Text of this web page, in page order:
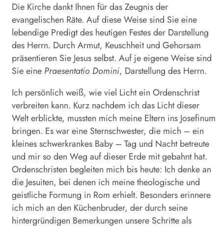
Die Kirche dankt Ihnen für das Zeugnis der
evangelischen Räte. Auf diese Weise sind Sie eine
lebendige Predigt des heutigen Festes der Darstellung
des Herrn. Durch Armut, Keuschheit und Gehorsam
präsentieren Sie Jesus selbst. Auf je eigene Weise sind
Sie eine Praesentatio Domini, Darstellung des Herrn.
Ich persönlich weiß, wie viel Licht ein Ordenschrist
verbreiten kann. Kurz nachdem ich das Licht dieser
Welt erblickte, mussten mich meine Eltern ins Josefinum
bringen. Es war eine Sternschwester, die mich – ein
kleines schwerkrankes Baby – Tag und Nacht betreute
und mir so den Weg auf dieser Erde mit gebahnt hat.
Ordenschristen begleiten mich bis heute: Ich denke an
die Jesuiten, bei denen ich meine theologische und
geistliche Formung in Rom erhielt. Besonders erinnere
ich mich an den Küchenbruder, der durch seine
hintergründigen Bemerkungen unsere Schritte als